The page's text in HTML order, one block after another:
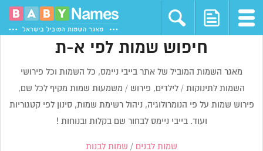
חיפוש שמות לפי א-ת
מאגר השמות המוביל של אתר בייבי ניימס, כל השמות וכל פירושי
השמות לתינוקות / לילדים, פירוש / משמעות שמות מקיף לכל שם,
פירוש שמות על פי הנומרולוגיה, ניהול רשימת שמות, סינון לפי קטגוריות
ועוד. בייבי ניימס לבחור שם בקלות ובנוחות !
שמות לבנים / שמות לבנות